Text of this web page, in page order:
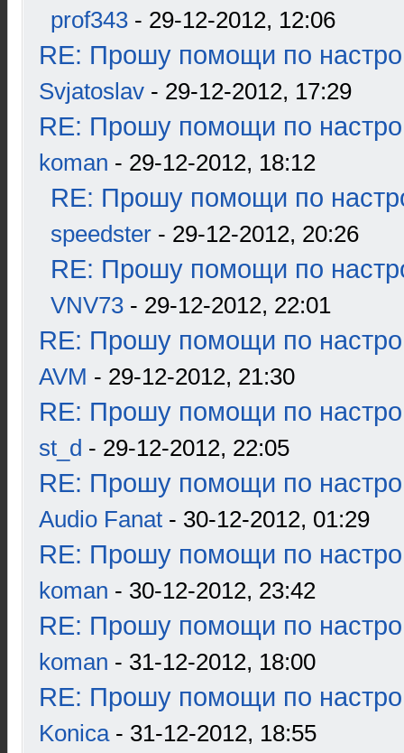
prof343 - 29-12-2012, 12:06
RE: Прошу помощи по
Svjatoslav - 29-12-2012, 17:29
RE: Прошу помощи по
koman - 29-12-2012, 18:12
RE: Прошу помощи по
speedster - 29-12-2012, 20:26
RE: Прошу помощи по
VNV73 - 29-12-2012, 22:01
RE: Прошу помощи по
AVM - 29-12-2012, 21:30
RE: Прошу помощи по
st_d - 29-12-2012, 22:05
RE: Прошу помощи по
Audio Fanat - 30-12-2012, 01:29
RE: Прошу помощи по
koman - 30-12-2012, 23:42
RE: Прошу помощи по
koman - 31-12-2012, 18:00
RE: Прошу помощи по
Konica- 31-12-2012, 18:55